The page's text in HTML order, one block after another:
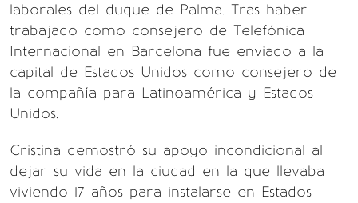
laborales del duque de Palma. Tras haber
trabajado como consejero de Telefónica
Internacional en Barcelona fue enviado a la
capital de Estados Unidos como consejero de
la compañía para Latinoamérica y Estados
Unidos.
Cristina demostró su apoyo incondicional al
dejar su vida en la ciudad en la que llevaba
viviendo 17 años para instalarse en Estados